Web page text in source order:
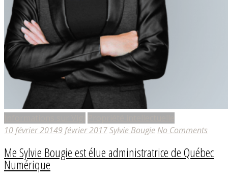
10 février 20149 février 2017Sylvie Bougie No Comments
Me Sylvie Bougie est élue administratrice de Québec
Numérique